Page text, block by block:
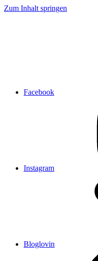
Zum Inhalt springen
Facebook
Instagram
Bloglovin